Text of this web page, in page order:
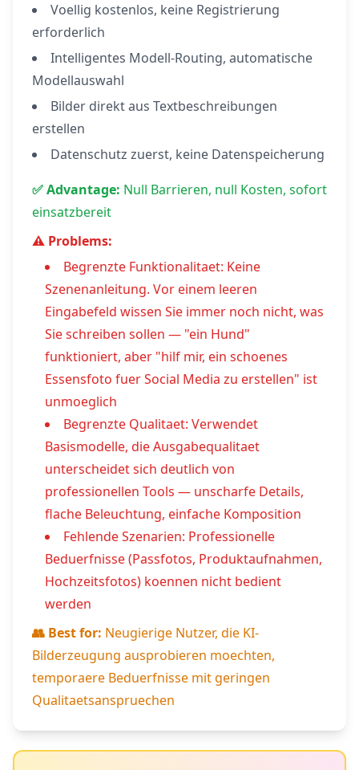
Voellig kostenlos, keine Registrierung
erforderlich
Intelligentes Modell-Routing, automatische
Modellauswahl
Bilder direkt aus Textbeschreibungen
erstellen
Datenschutz zuerst, keine Datenspeicherung
✅ Advantage: Null Barrieren, null Kosten, sofort
einsatzbereit
⚠️ Problems:
Begrenzte Funktionalitaet: Keine
Szenenanleitung. Vor einem leeren
Eingabefeld wissen Sie immer noch nicht, was
Sie schreiben sollen — "ein Hund"
funktioniert, aber "hilf mir, ein schoenes
Essensfoto fuer Social Media zu erstellen" ist
unmoeglich
Begrenzte Qualitaet: Verwendet
Basismodelle, die Ausgabequalitaet
unterscheidet sich deutlich von
professionellen Tools — unscharfe Details,
flache Beleuchtung, einfache Komposition
Fehlende Szenarien: Professionelle
Beduerfnisse (Passfotos, Produktaufnahmen,
Hochzeitsfotos) koennen nicht bedient
werden
👥 Best for: Neugierige Nutzer, die KI-
Bilderzeugung ausprobieren moechten,
temporaere Beduerfnisse mit geringen
Qualitaetsanspruechen